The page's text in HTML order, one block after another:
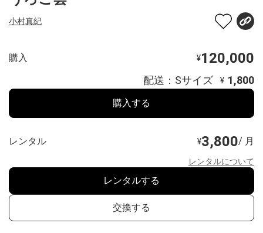
小村真紀
購入 ¥120,000
配送：Sサイズ ¥ 1,800
購入する
レンタル ¥3,800/ 月
レンタルについて
レンタルする
交換する